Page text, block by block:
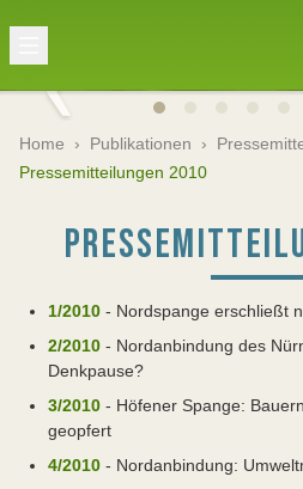
Home › Publikationen ›
Pressemitteilungen 2010
1/2010 - Nordspange erschließt
2/2010 - Nordanbindung des
Denkpause?
3/2010 - Höfener Spange:
geopfert
4/2010 - Nordanbindung: